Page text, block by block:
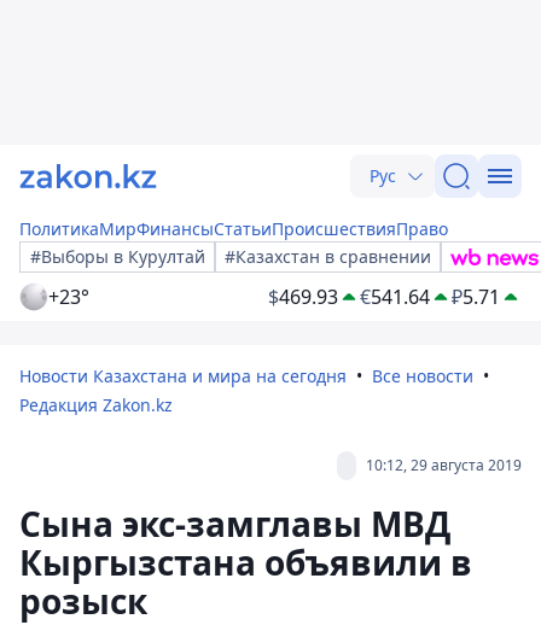
Рус
ПолитикаМирФинансыСтатьиПроисшествияПраво
#Выборы в Курултай
#Казахстан в сравнении
+23° $469.93 €541.64 ₽5.71
Новости Казахстана и мира на сегодня
Все новости
Редакция Zakon.kz
10:12, 29 августа 2019
Сына экс-замглавы МВД
Кыргызстана объявили в
розыск